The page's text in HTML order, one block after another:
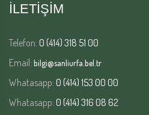
İLETİŞİM
Telefon: 0 (414) 318 51 00
Email: bilgi@sanliurfa.bel.tr
Whatasapp: 0 (414) 153 00 00
Whatasapp: 0 (414) 316 08 62